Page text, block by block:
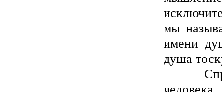
мы
имени
душа